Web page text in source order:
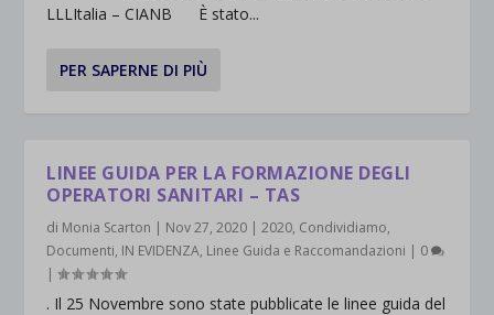
LLLItalia – CIANB È stato...
PER SAPERNE DI PIÙ
LINEE GUIDA PER LA FORMAZIONE DEGLI
OPERATORI SANITARI – TAS
di Monia Scarton | Nov 27, 2020 |2020, Condividiamo,
Documenti, IN EVIDENZA, Linee Guida e Raccomandazioni | 0
|
. Il 25 Novembre sono state pubblicate le linee guida del